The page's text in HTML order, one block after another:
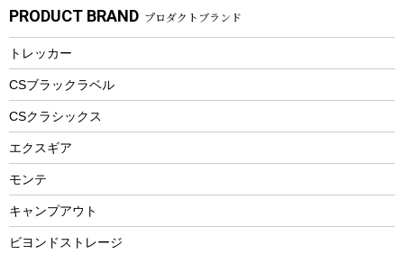
マグカップ、カップ
ステンレスボトル
フードボトル
トレー
ランチョンマット
ランチボックス
スプレー関係
ツール、他
ヘルメット
エアーポンプ
アクセサリー
自転車ウェア
パラソル
フローティングベスト
ヘルメット
エアーポンプ
ビーチテント
ウィンター
スノーシュー
防寒ウェア
湯たんぽ
防災用品
PRODUCT BRAND プロダクトブランド
トレッカー
CSブラックラベル
CSクラシックス
エクスギア
モンテ
キャンプアウト
ビヨンドストレージ